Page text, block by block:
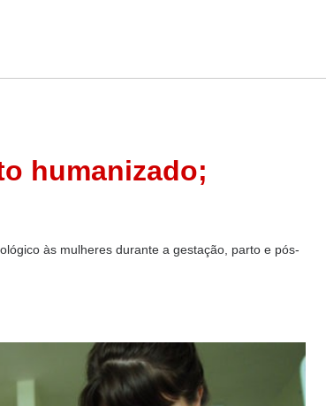
humanizado;
às mulheres durante a gestação, parto e pós-